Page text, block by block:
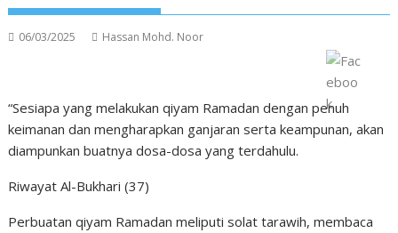
06/03/2025 Hassan Mohd. Noor
“Sesiapa yang melakukan qiyam Ramadan dengan penuh
keimanan dan mengharapkan ganjaran serta keampunan, akan
diampunkan buatnya dosa-dosa yang terdahulu.
Riwayat Al-Bukhari (37)
Perbuatan qiyam Ramadan meliputi solat tarawih, membaca